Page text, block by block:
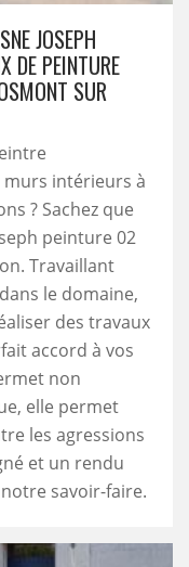
JOSEPH
DE PEINTURE
SUR
intérieurs à
? Sachez que
peinture 02
Travaillant
le domaine,
des travaux
accord à vos
non
elle permet
les agressions
et un rendu
savoir-faire.